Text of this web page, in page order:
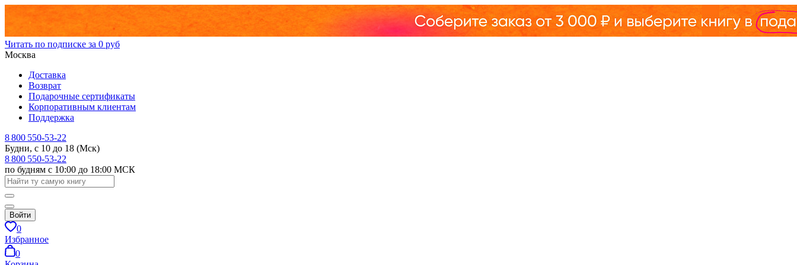
Читать по подписке за 0 руб
Москва
Доставка
Возврат
Подарочные сертификаты
Корпоративным клиентам
Поддержка
8 800 550-53-22
Будни, с 10 до 18 (Мск)
8 800 550-53-22
по будням с 10:00 до 18:00 МСК
Войти
0
Избранное
0